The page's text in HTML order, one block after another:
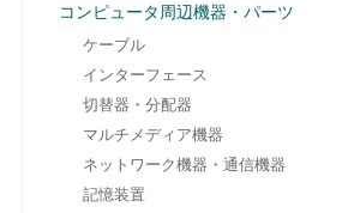
コンピュータ周辺機器・パーツ
ケーブル
インターフェース
切替器・分配器
マルチメディア機器
ネットワーク機器・通信機器
記憶装置